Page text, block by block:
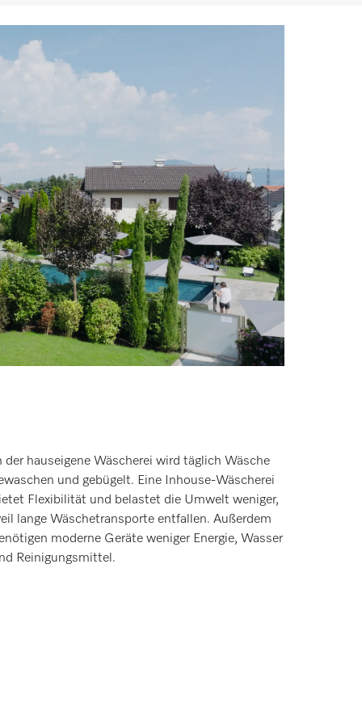
der hauseigene Wäscherei wird täglich Wäsche
und gebügelt. Eine Inhouse-Wäscherei
Flexibilität und belastet die Umwelt weniger,
lange Wäschetransporte entfallen. Außerdem
moderne Geräte weniger Energie, Wasser
Reinigungsmittel.